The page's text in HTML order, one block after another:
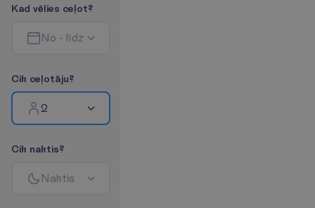
Kad vēlies ceļot?
No - līdz
Cik ceļotāju?
2
Cik naktis?
Naktis